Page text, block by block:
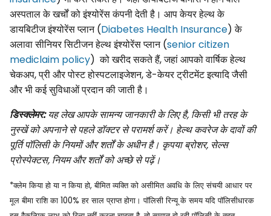
अस्पताल के खर्चों को इंश्योरेंस कंपनी देती है। आप केयर हेल्थ के
डायबिटीज इंश्योरेंस प्लान (Diabetes Health Insurance) के
अलावा सीनियर सिटीजन हेल्थ इंश्योरेंस प्लान (senior citizen
mediclaim policy) को खरीद सकते हैं, जहां आपको वार्षिक हेल्थ
चेकअप, प्री और पोस्ट होस्पटलाइजेशन, डे-केयर ट्रीटमेंट इत्यादि जैसी
और भी कई सुविधाओं प्रदान की जाती है।
डिस्क्लेमर: यह लेख आपके सामन्य जानकारी के लिए है, किसी भी तरह के
नुस्खें को अपनाने से पहले डॉक्टर से परामर्श करें। हेल्थ कवरेज के दावों की
पूर्ति पॉलिसी के नियमों और शर्तों के अधीन है। कृपया ब्रोशर, सेल्स
प्रोस्पेक्टस, नियम और शर्तों को अच्छे से पढ़ें।
*क्लेम किया हो या न किया हो, बीमित व्यक्ति को असीमित अवधि के लिए संचयी आधार पर
मूल बीमा राशि का 100% हर साल प्राप्त होगा। पॉलिसी रिन्यू के समय यदि पॉलिसीधारक